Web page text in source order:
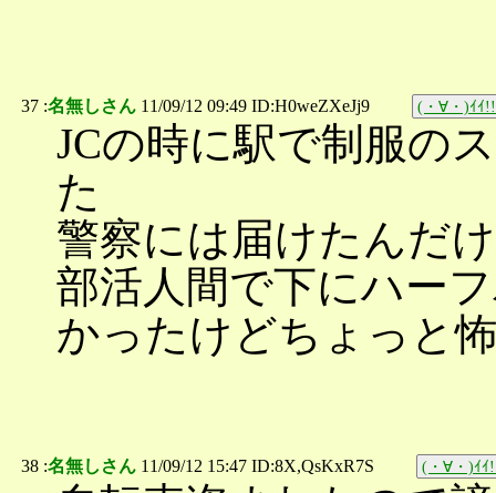
37 :名無しさん 11/09/12 09:49 ID:H0weZXeJj9 (・∀・)ｲｲ!!
JCの時に駅で制服の
た
警察には届けたんだ
部活人間で下にハー
かったけどちょっと
38 :名無しさん 11/09/12 15:47 ID:8X,QsKxR7S (・∀・)ｲｲ